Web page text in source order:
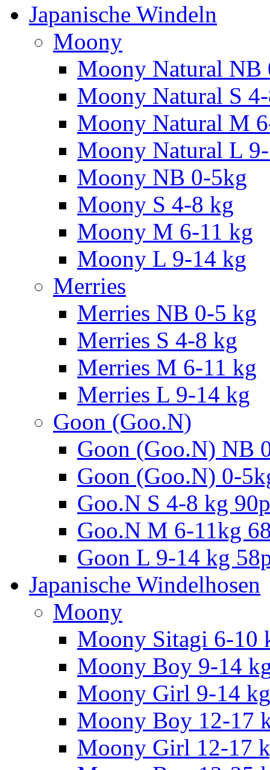
Japanische Windeln
Moony
Moony Natural NB
Moony Natural S
Moony Natural M
Moony Natural L
Moony NB 0-5kg
Moony S 4-8 kg
Moony M 6-11 kg
Moony L 9-14 kg
Merries
Merries NB 0-5 kg
Merries S 4-8 kg
Merries M 6-11 kg
Merries L 9-14 kg
Goon (Goo.N)
Goon (Goo.N) NB
Goon (Goo.N) 0-
Goo.N S 4-8 kg
Goo.N M 6-11kg
Goon L 9-14 kg
Japanische Windelhosen
Moony
Moony Sitagi 6-10
Moony Boy 9-14
Moony Girl 9-14 kg
Moony Boy 12-17
Moony Girl 12-17